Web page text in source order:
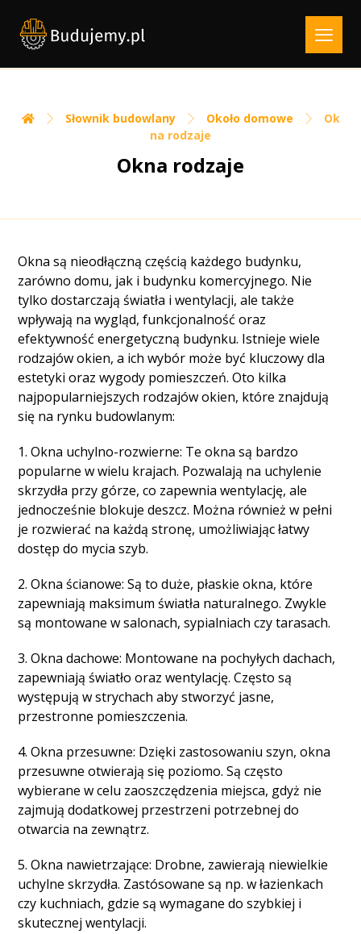
Słownik budowlany Około domowe
Ok
na rodzaje
Okna rodzaje
Okna są nieodłączną częścią każdego budynku,
zarówno domu, jak i budynku komercyjnego. Nie
tylko dostarczają światła i wentylacji, ale także
wpływają na wygląd, funkcjonalność oraz
efektywność energetyczną budynku. Istnieje wiele
rodzajów okien, a ich wybór może być kluczowy dla
estetyki oraz wygody pomieszczeń. Oto kilka
najpopularniejszych rodzajów okien, które znajdują
się na rynku budowlanym:
1. Okna uchylno-rozwierne: Te okna są bardzo
popularne w wielu krajach. Pozwalają na uchylenie
skrzydła przy górze, co zapewnia wentylację, ale
jednocześnie blokuje deszcz. Można również w pełni
je rozwierać na każdą stronę, umożliwiając łatwy
dostęp do mycia szyb.
2. Okna ścianowe: Są to duże, płaskie okna, które
zapewniają maksimum światła naturalnego. Zwykle
są montowane w salonach, sypialniach czy tarasach.
3. Okna dachowe: Montowane na pochyłych dachach,
zapewniają światło oraz wentylację. Często są
występują w strychach aby stworzyć jasne,
przestronne pomieszczenia.
4. Okna przesuwne: Dzięki zastosowaniu szyn, okna
przesuwne otwierają się poziomo. Są często
wybierane w celu zaoszczędzenia miejsca, gdyż nie
zajmują dodatkowej przestrzeni potrzebnej do
otwarcia na zewnątrz.
5. Okna nawietrzające: Drobne, zawierają niewielkie
uchylne skrzydła. Zastósowane są np. w łazienkach
czy kuchniach, gdzie są wymagane do szybkiej i
skutecznej wentylacji.